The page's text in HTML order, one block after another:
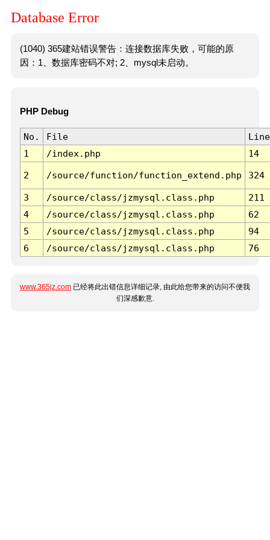
Database Error
(1040) 365建站错误警告：连接数据库失败，可能的原
因：1、数据库密码不对; 2、mysql未启动。
PHP Debug
No. File
Line
1
/index.php 14
2 /source/function/function_extend.php 324
3 /source/class/jzmysql.class.php
211
4
/source/class/jzmysql.class.php
62
5
/source/class/jzmysql.class.php
94
6
/source/class/jzmysql.class.php 76
www.365jz.com 已经将此出错信息详细记录, 由此给您带来的访问不便我
们深感歉意.